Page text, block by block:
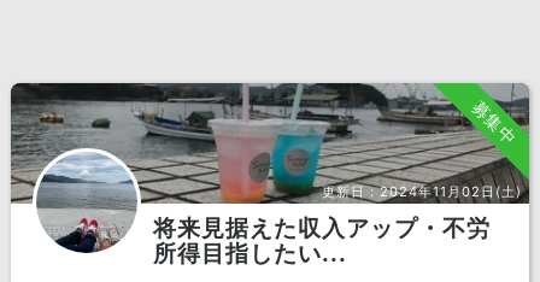
募集中
更新日：2024年11月02日(土)
将来見据えた収入アップ・不労
所得目指したい...